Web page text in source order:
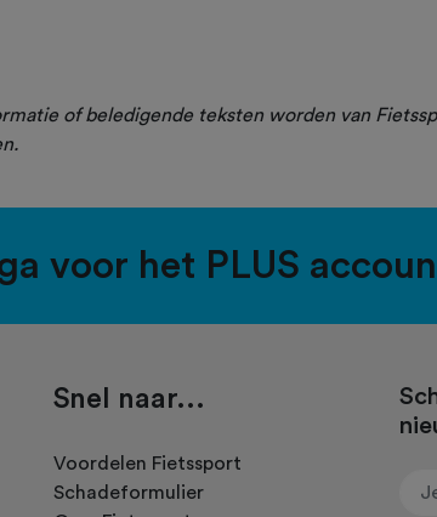
of beledigende teksten worden van
voor het PLUS
Snel naar...
Voordelen Fietssport
Schadeformulier